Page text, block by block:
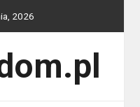
2026